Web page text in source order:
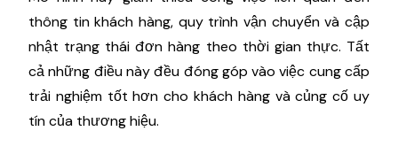
thông tin khách hàng, quy trình vận chuyển và cập
nhật trạng thái đơn hàng theo thời gian thực. Tất
cả những điều này đều đóng góp vào việc cung cấp
trải nghiệm tốt hơn cho khách hàng và củng cố uy
tín của thương hiệu.